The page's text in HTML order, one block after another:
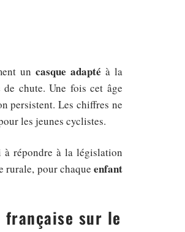
uncasque adapté à la
chute. Une fois cet âge
persistent. Les chiffres ne
les jeunes cyclistes.
répondre à la législation
rurale, pour chaque enfant
sur le